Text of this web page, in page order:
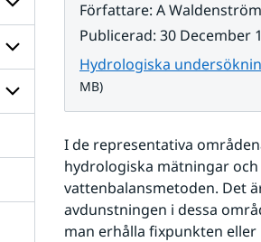
Undersidor
för
Data
Undersidor
för
Professionella
tjänster
Undersidor
för
Undersidor
för
Forskning
Författare: A Waldenström
Publicerad: 30 December
Hydrologiska
MB)
I de representativa
hydrologiska mätningar
vattenbalansmetoden. Det
avdunstningen i dessa
man erhålla fixpunkten